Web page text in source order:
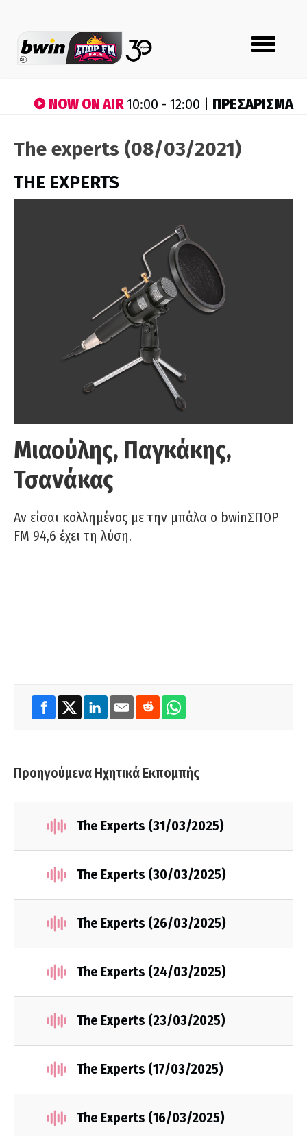
Toggle
navigation
NOW ON AIR10:00 - 12:00 | ΠΡΕΣΑΡΙΣΜΑ
The experts (08/03/2021)
THE EXPERTS
Μιαούλης, Παγκάκης,
Τσανάκας
Αν είσαι κολλημένος με την μπάλα ο bwinΣΠΟΡ
FM 94,6 έχει τη λύση.
Προηγούμενα Ηχητικά Εκπομπής
The Experts (31/03/2025)
The Experts (30/03/2025)
The Experts (26/03/2025)
The Experts (24/03/2025)
The Experts (23/03/2025)
The Experts (17/03/2025)
The Experts (16/03/2025)